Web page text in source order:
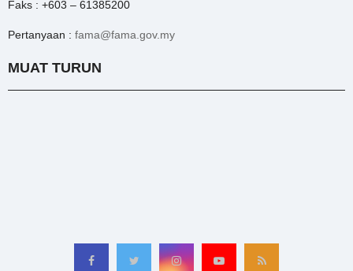
Faks : +603 – 61385200
Pertanyaan : fama@fama.gov.my
MUAT TURUN